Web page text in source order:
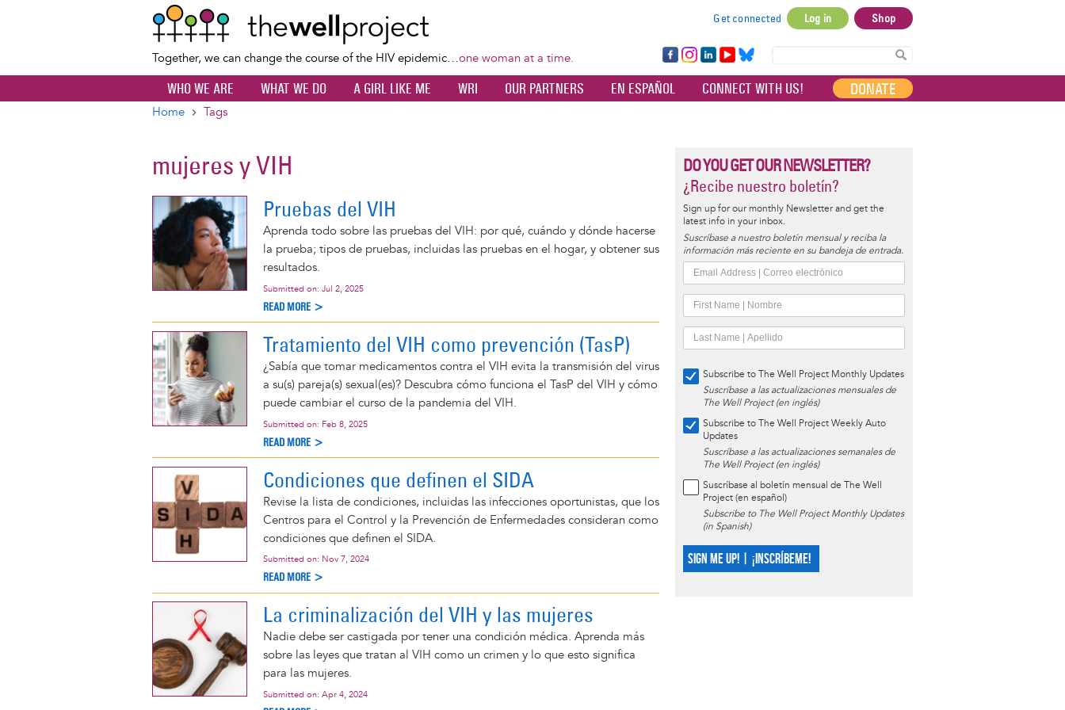
content
Together, we can change the course of the HIV epidemic…one woman at a time.
account
menu
Get connected Log in Shop
Fa
ce
bo
Ins
ta
Lin
ke
dI
Yo
uT
ub
Bl
ue
sky
WHO WE ARE WHAT WE DO A GIRL LIKE ME WRI OUR PARTNERS EN ESPAÑOL CONNECT WITH US! DONATE
Home Tags
mujeres y VIH
Pruebas del VIH
Aprenda todo sobre las pruebas del VIH: por qué, cuándo y dónde hacerse
la prueba; tipos de pruebas, incluidas las pruebas en el hogar, y obtener sus
resultados.
Submitted on: Jul 2, 2025
READ MORE >
Tratamiento del VIH como prevención (TasP)
¿Sabía que tomar medicamentos contra el VIH evita la transmisión del virus
a su(s) pareja(s) sexual(es)? Descubra cómo funciona el TasP del VIH y cómo
puede cambiar el curso de la pandemia del VIH.
Submitted on: Feb 8, 2025
READ MORE >
Condiciones que definen el SIDA
Revise la lista de condiciones, incluidas las infecciones oportunistas, que los
Centros para el Control y la Prevención de Enfermedades consideran como
condiciones que definen el SIDA.
Submitted on: Nov 7, 2024
READ MORE >
La criminalización del VIH y las mujeres
Nadie debe ser castigada por tener una condición médica. Aprenda más
sobre las leyes que tratan al VIH como un crimen y lo que esto significa
para las mujeres.
Submitted on: Apr 4, 2024
DO YOU GET OUR NEWSLETTER?
¿Recibe nuestro boletín?
Sign up for our monthly Newsletter and get the
latest info in your inbox.
Suscríbase a nuestro boletín mensual y reciba la
información más reciente en su bandeja de entrada.
Subscribe to The Well Project Monthly Updates
Suscríbase a las actualizaciones mensuales de
The Well Project (en inglés)
Subscribe to The Well Project Weekly Auto
Updates
Suscríbase a las actualizaciones semanales de
The Well Project (en inglés)
Suscríbase al boletín mensual de The Well
Project (en español)
Subscribe to The Well Project Monthly Updates
(in Spanish)
SIGN ME UP! | ¡INSCRÍBEME!